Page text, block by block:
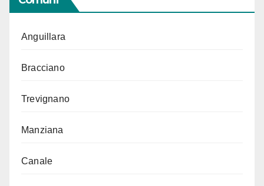
Anguillara
Bracciano
Trevignano
Manziana
Canale